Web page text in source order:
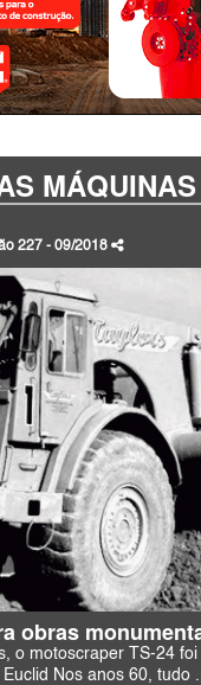
MÁQUINAS
227 - 09/2018
obras
o motoscraper TS-24
Nos anos 60, tudo